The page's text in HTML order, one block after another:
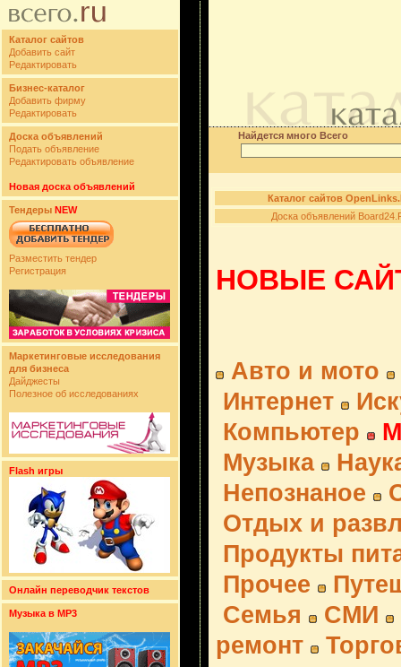
Каталог сайтов
Добавить сайт
Редактировать
Бизнес-каталог
Добавить фирму
Редактировать
Доска объявлений
Подать объявление
Редактировать объявление
Новая доска объявлений
Тендеры NEW
Разместить тендер
Регистрация
Маркетинговые исследования
для бизнеса
Дайджесты
Полезное об исследованиях
Flash игры
Онлайн переводчик текстов
Музыка в MP3
Найдется много Всего
Каталог сайтов
Доска объявлений
НОВЫЕ
Авто и мото
Интернет
Компьютер
Музыка
Непознаное
Отдых и
Продукты
Прочее
Семья
СМИ
ремонт